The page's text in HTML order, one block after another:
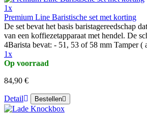
1x
Premium Line Baristische set met korting
De set bevat het basis baristagereedschap
van een koffiezetapparaat met hendel. De
4Barista bevat: - 51, 53 of 58 mm Tamper (
1x
Op voorraad
84,90 €
Detail Bestellen